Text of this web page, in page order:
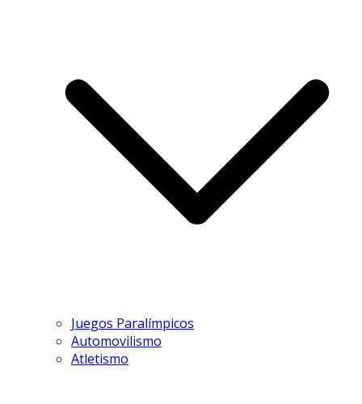
Juegos Paralímpicos
Automovilismo
Atletismo